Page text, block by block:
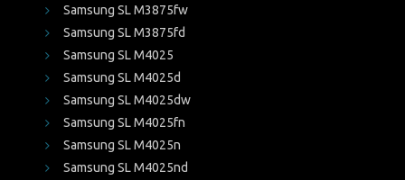
Samsung SL M3875fw
Samsung SL M3875fd
Samsung SL M4025
Samsung SL M4025d
Samsung SL M4025dw
Samsung SL M4025fn
Samsung SL M4025n
Samsung SL M4025nd